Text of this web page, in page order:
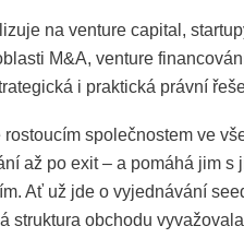
na venture capital,
M&A, venture
i praktická právní
společnostem ve
až po exit – a pomáhá jim s
Ať už jde o vyjednávání
struktura obchodu